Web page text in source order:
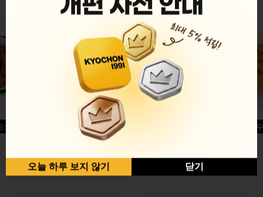
글윙
반반순살[레드+허니]
허니옥
오늘 하루 보지 않기 닫기